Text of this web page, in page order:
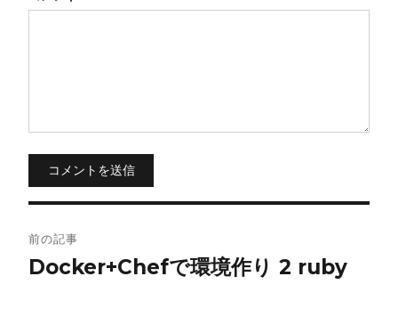
コメントを送信
稿
前の記事
Docker+Chefで環境作り 2 ruby